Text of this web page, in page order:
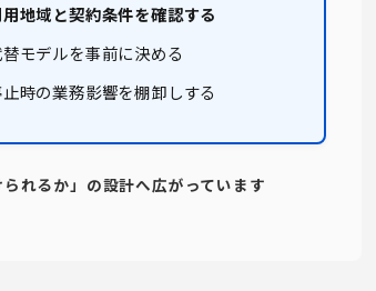
地域と契約条件を確認する
モデルを事前に決める
時の業務影響を棚卸しする
れるか」の設計へ広がっています